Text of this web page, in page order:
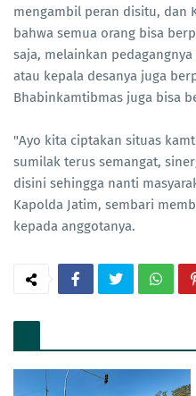
mengambil peran disitu, dan
bahwa semua orang bisa
saja, melainkan
atau kepala desanya juga
Bhabinkamtibmas juga bisa
"Ayo kita ciptakan situas
sumilak terus semangat,
disini sehingga nanti
Kapolda Jatim, sembari
kepada anggotanya.